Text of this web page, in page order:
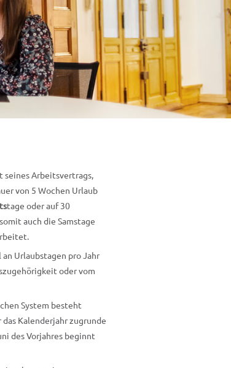
seines Arbeitsvertrags,
von 5 Wochen Urlaub
tage oder auf 30
auch die Samstage
Urlaubstagen pro Jahr
oder vom
System besteht
Kalenderjahr zugrunde
des Vorjahres beginnt